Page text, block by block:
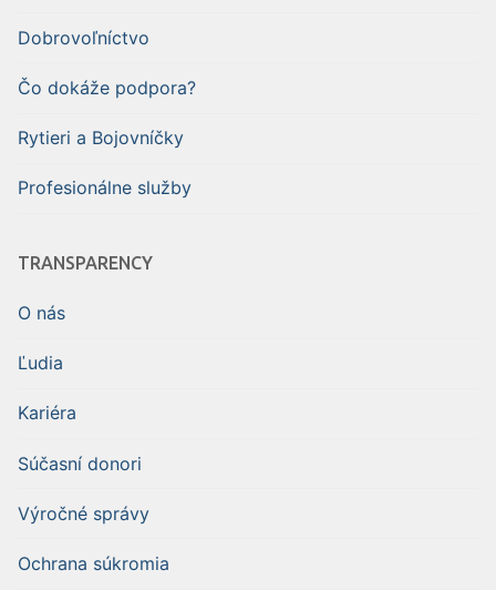
Dobrovoľníctvo
Čo dokáže podpora?
Rytieri a Bojovníčky
Profesionálne služby
TRANSPARENCY
O nás
Ľudia
Kariéra
Súčasní donori
Výročné správy
Ochrana súkromia